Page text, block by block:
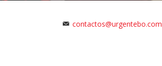
contactos@urgentebo.com